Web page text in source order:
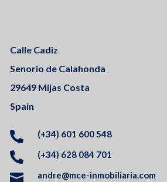
Calle Cadiz
Senorio de Calahonda
29649 Mijas Costa
Spain
 (+34) 601 600 548
 (+34) 628 084 701
 andre@mce-inmobiliaria.com